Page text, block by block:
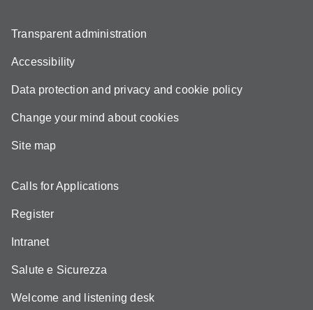
Transparent administration
Accessibility
Data protection and privacy and cookie policy
Change your mind about cookies
Site map
Calls for Applications
Register
Intranet
Salute e Sicurezza
Welcome and listening desk